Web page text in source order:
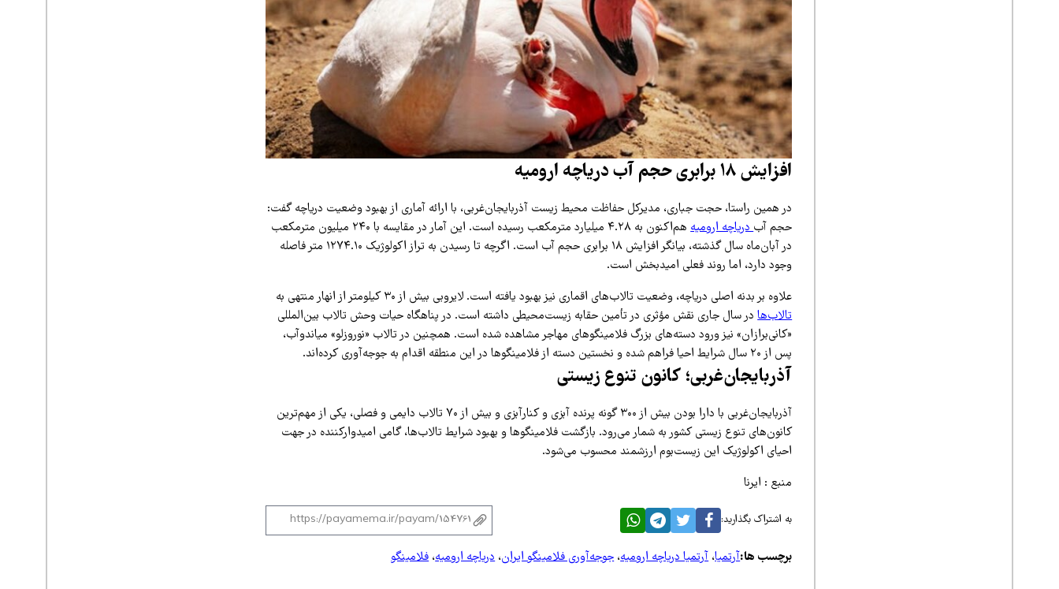
افزایش ۱۸ برابری حجم آب دریاچه ارومیه
در همین راستا، حجت جباری، مدیرکل حفاظت محیط زیست آذربایجان‌غربی، با ارائه آماری از بهبود وضعیت دریاچه گفت:
حجم آبدریاچه ارومیه
هم‌اکنون به ۴.۲۸ میلیارد مترمکعب رسیده است. این آمار در مقایسه با ۲۴۰ میلیون مترمکعب
در آبان‌ماه سال گذشته، بیانگر افزایش ۱۸ برابری حجم آب است. اگرچه تا رسیدن به تراز اکولوژیک ۱۲۷۴.۱۰ متر فاصله
وجود دارد، اما روند فعلی امیدبخش است.
علاوه بر بدنه اصلی دریاچه، وضعیت تالاب‌های اقماری نیز بهبود یافته است. لایروبی بیش از ۳۰ کیلومتر از انهار منتهی به
تالاب‌هادر سال جاری نقش مؤثری در تأمین حقابه زیست‌محیطی داشته است. در پناهگاه حیات وحش تالاب بین‌المللی
«کانی‌برازان» نیز ورود دسته‌های بزرگ فلامینگوهای مهاجر مشاهده شده است. همچنین در تالاب «نوروزلو» میاندوآب،
پس از ۲۰ سال شرایط احیا فراهم شده و نخستین دسته از فلامینگوها در این منطقه اقدام به جوجه‌آوری کرده‌اند.
آذربایجان‌غربی؛ کانون تنوع زیستی
آذربایجان‌غربی با دارا بودن بیش از ۳۰۰ گونه پرنده آبزی و کنارآبزی و بیش از ۷۰ تالاب دایمی و فصلی، یکی از مهم‌ترین
کانون‌های تنوع زیستی کشور به شمار می‌رود. بازگشت فلامینگوها و بهبود شرایط تالاب‌ها، گامی امیدوارکننده در جهت
احیای اکولوژیک این زیست‌بوم ارزشمند محسوب می‌شود.
منبع : ایرنا
به اشتراک بگذارید:
برچسب ها:آرتمیا،آرتمیا دریاچه ارومیه،جوجه‌آوری فلامینگو ایران،دریاچه ارومیه،فلامینگو